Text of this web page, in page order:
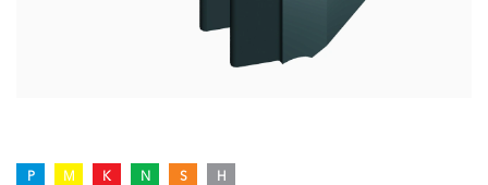
P M K N S H